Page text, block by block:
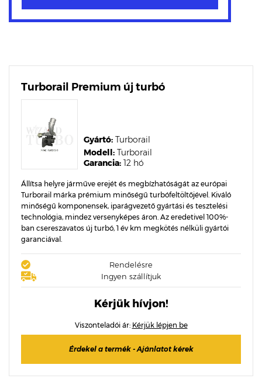
Turborail Premium új turbó
Garancia: 12 hó
Modell: Turborail
Gyártó: Turborail
Állítsa helyre járműve erejét és megbízhatóságát az európai
Turborail márka prémium minőségű turbófeltöltőjével. Kiváló
minőségű komponensek, iparágvezető gyártási és tesztelési
technológia, mindez versenyképes áron. Az eredetivel 100%-
ban csereszavatos új turbó, 1 év km megkötés nélküli gyártói
garanciával.
Rendelésre
Ingyen szállítjuk
Kérjük hívjon!
Viszonteladói ár: Kérjük lépjen be
Érdekel a termék - Ajánlatot kérek